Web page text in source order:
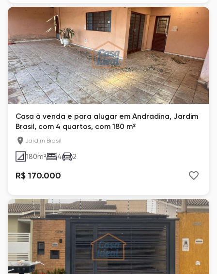
Casa à venda e para alugar em Andradina, Jardim
Brasil, com 4 quartos, com 180 m²
Jardim Brasil
180m² 4 2
R$ 170.000